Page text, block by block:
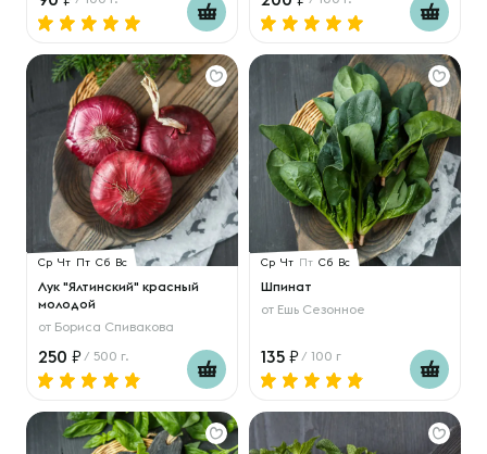
Ср Чт Пт Сб Вс
Лук "Ялтинский" красный
молодой
от Бориса Спивакова
250 / 500 г.
Ср Чт Пт Сб Вс
Шпинат
от Ешь Сезонное
135 / 100 г